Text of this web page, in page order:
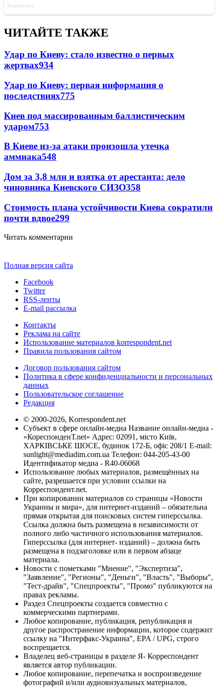
ЧИТАЙТЕ ТАКЖЕ
Удар по Киеву: стало известно о первых
жертвах934
Удар по Киеву: первая информация о
последствиях775
Киев под массированным баллистическим
ударом753
В Киеве из-за атаки произошла утечка
аммиака548
Дом за 3,8 млн и взятка от арестанта: дело
чиновника Киевского СИЗО358
Стоимость плана устойчивости Киева сократили
почти вдвое299
Читать комментарии
Полная версия сайта
Facebook
Twitter
RSS-ленты
E-mail рассылка
Контакты
Реклама на сайте
Использование материалов korrespondent.net
Правила пользования сайтом
Договор пользования сайтом
Политика в сфере конфиденциальности и персональных
данных
Пользовательское соглашение
Редакция
© 2000-2026, Korrespondent.net
Субъект в сфере онлайн-медиа Название онлайн-медиа -
«КореспонденТ.net» Адрес: 02091, місто Київ,
ХАРКІВСЬКЕ ШОСЕ, будинок 172-Б, офіс 208/1 E-mail:
sunlight@mediadim.com.ua Телефон: 044-205-43-00
Идентификатор медиа - R40-06068
Использование любых материалов, размещённых на
сайте, разрешается при условии ссылки на
Корреспондент.net.
При копировании материалов со страницы «Новости
Украины и мира», для интернет-изданий – обязательна
прямая открытая для поисковых систем гиперссылка.
Ссылка должна быть размещена в независимости от
полного либо частичного использования материалов.
Гиперссылка (для интернет- изданий) – должна быть
размещена в подзаголовке или в первом абзаце
материала.
Новости с пометками "Мнение", "Экспертиза",
"Заявление", "Регионы", "Деньги", "Власть", "Выборы",
"Тест-драйв", "Спецпроекты", "Промо" публикуются на
правах рекламы.
Раздел Спецпроекты создается совместно с
коммерческими партнерами.
Любое копирование, публикация, републикация и
другое распространение информации, которое содержит
ссылку на "Интерфакс-Украина", EPA / UPG, строго
воспрещается.
Владелец веб-страницы в разделе Я- Корреспондент
является автор публикации.
Любое копирование, перепечатка и воспроизведение
фотографий и/или аудиовизуальных материалов,